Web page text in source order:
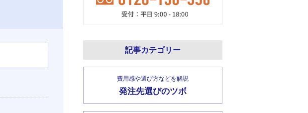
記事カテゴリー
費用感や選び方などを解説
発注先選びのツボ